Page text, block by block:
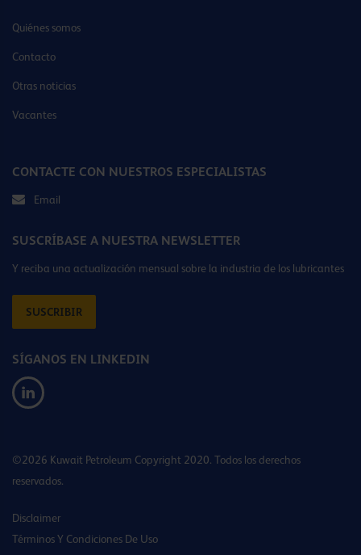
Quiénes somos
Contacto
Otras noticias
Vacantes
CONTACTE CON NUESTROS ESPECIALISTAS
Email
SUSCRÍBASE A NUESTRA NEWSLETTER
Y reciba una actualización mensual sobre la industria de los lubricantes
SUSCRIBIR
SÍGANOS EN LINKEDIN
©2026 Kuwait Petroleum Copyright 2020. Todos los derechos
reservados.
Disclaimer
Términos Y Condiciones De Uso